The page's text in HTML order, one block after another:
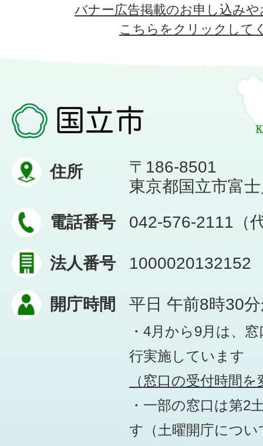
バナー広告掲載のお申し込み
こちらをクリックして
住所
〒186-8501
東京都国立市富
電話番号
042-576-2111（
法人番号 1000020132152
開庁時間 平日 午前8時30
・4月から9月は、
行実施しています
（窓口の受付時間
・一部の窓口は第2
す （土曜開庁につ